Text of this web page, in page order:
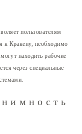
пользователям
к Кракену, необходимо
находить рабочие
через специальные